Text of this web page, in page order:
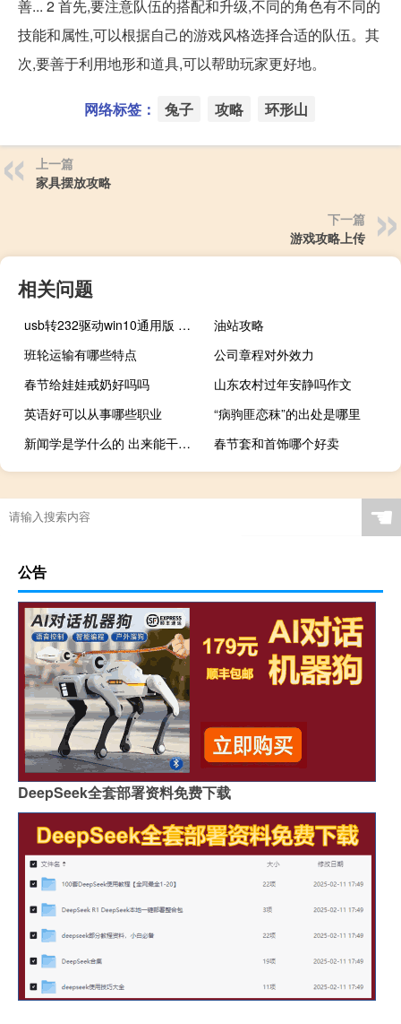
善... 2 首先,要注意队伍的搭配和升级,不同的角色有不同的
技能和属性,可以根据自己的游戏风格选择合适的队伍。其
次,要善于利用地形和道具,可以帮助玩家更好地。
网络标签： 兔子 攻略 环形山
上一篇
家具摆放攻略
下一篇
游戏攻略上传
相关问题
usb转232驱动win10通用版 免费版（usb转232驱动win10通用版 免费版功能简介）
油站攻略
班轮运输有哪些特点
公司章程对外效力
春节给娃娃戒奶好吗吗
山东农村过年安静吗作文
英语好可以从事哪些职业
“病驹匪恋秣”的出处是哪里
新闻学是学什么的 出来能干什么（学新闻学可以干什么）
春节套和首饰哪个好卖
☚
公告
DeepSeek全套部署资料免费下载